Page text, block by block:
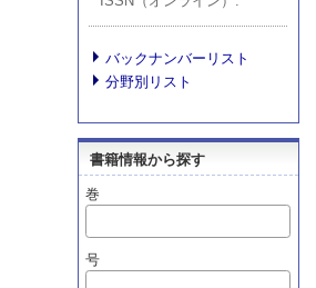
バックナンバーリスト
分野別リスト
書籍情報から探す
巻
号